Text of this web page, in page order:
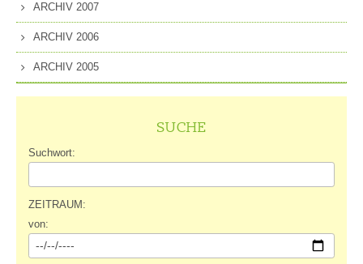
ARCHIV 2007
ARCHIV 2006
ARCHIV 2005
SUCHE
Suchwort:
ZEITRAUM:
von: